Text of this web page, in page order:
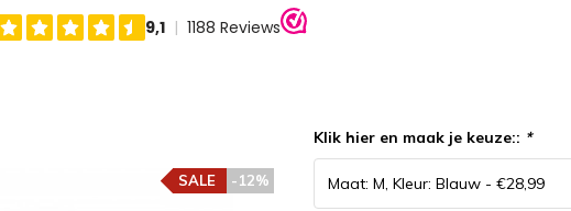
-12%
SALE
Klik hier en maak je keuze:: *